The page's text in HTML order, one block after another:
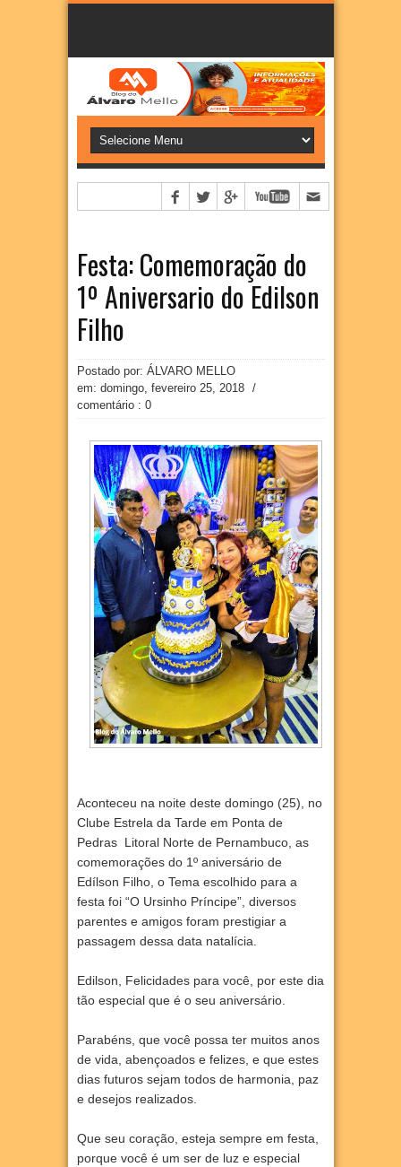
Festa: Comemoração do
1º Aniversario do Edilson
Filho
Postado por: ÁLVARO MELLO
em: domingo, fevereiro 25, 2018
/
comentário : 0
Aconteceu na noite deste domingo (25), no
Clube Estrela da Tarde em Ponta de
Pedras Litoral Norte de Pernambuco, as
comemorações do 1º aniversário de
Edílson Filho, o Tema escolhido para a
festa foi “O Ursinho Príncipe”, diversos
parentes e amigos foram prestigiar a
passagem dessa data natalícia.
Edilson, Felicidades para você, por este dia
tão especial que é o seu aniversário.
Parabéns, que você possa ter muitos anos
de vida, abençoados e felizes, e que estes
dias futuros sejam todos de harmonia, paz
e desejos realizados.
Que seu coração, esteja sempre em festa,
porque você é um ser de luz e especial